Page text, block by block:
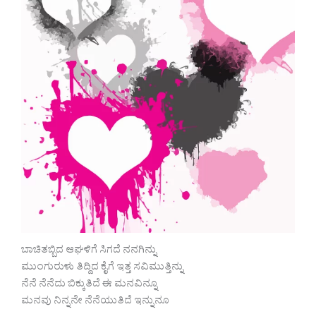
ಬಾಚಿತಬ್ಬಿದ ಆಘಳಿಗೆ ಸಿಗದೆ ನನಗಿನ್ನು
ಮುಂಗುರುಳು ತಿದ್ದಿದ ಕೈಗೆ ಇತ್ತ ಸವಿಮುತ್ತಿನ್ನು
ನೆನೆ ನೆನೆದು ಬಿಕ್ಕುತಿದೆ ಈ ಮನವಿನ್ನೂ
ಮನವು ನಿನ್ನನೇ ನೆನೆಯುತಿದೆ ಇನ್ನುನೂ